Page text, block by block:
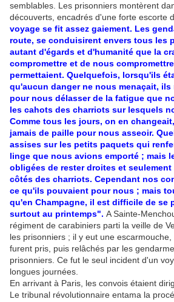
semblables. Les prisonniers montèrent
découverts, encadrés d'une forte escorte
voyage se fit assez gaiement. Les
route, se conduisirent envers tous les
autant d'égards et d'humanité que la
compromettre et de nous
permettaient. Quelquefois, lorsqu'ils
qu'aucun danger ne nous menaçait,
pour nous délasser de la fatigue que
les cahots des charriots sur lesquels
Comme tous les jours, on en
jamais de paille pour nous asseoir.
assises sur les petits paquets qui
linge que nous avions emporté ; mais
obligées de rester droites et
côtés des charriots. Cependant nos
ce qu'ils pouvaient pour nous ; mais
qu'en Champagne, il est difficile de se
surtout au printemps". A Sainte-
régiment de carabiniers parti la veille de
les prisonniers ; il y eut une
furent pris, puis relâchés par les
prisonniers. Ce fut le seul incident d'un
longues journées.
En arrivant à Paris, les convois étaient
Le tribunal révolutionnaire entama la